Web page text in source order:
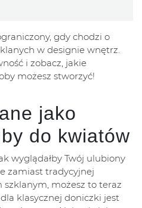
gdy chodzi o
w designie wnętrz.
i zobacz, jakie
możesz stworzyć!
jako
do kwiatów
wyglądałby Twój ulubiony
zamiast tradycyjnej
możesz to teraz
klasycznej doniczki jest